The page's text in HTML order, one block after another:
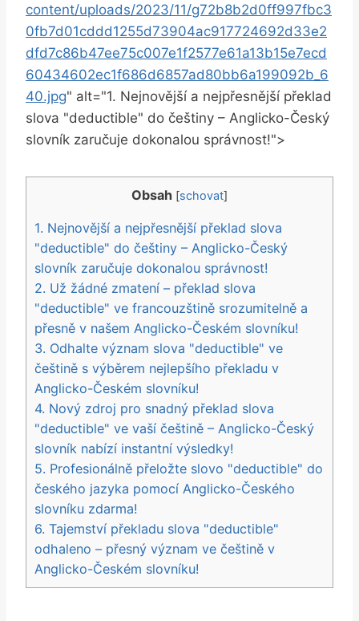
content/uploads/2023/11/g72b8b2d0ff997fbc3
0fb7d01cddd1255d73904ac917724692d33e2
dfd7c86b47ee75c007e1f2577e61a13b15e7ecd
60434602ec1f686d6857ad80bb6a199092b_6
40.jpg" alt="1. Nejnovější a nejpřesnější překlad
slova "deductible" do češtiny – Anglicko-Český
slovník zaručuje dokonalou správnost!">
Obsah [schovat]
1. Nejnovější a nejpřesnější překlad slova
"deductible" do češtiny – Anglicko-Český
slovník zaručuje dokonalou správnost!
2. Už žádné zmatení – překlad slova
"deductible" ve francouzštině srozumitelně a
přesně v našem Anglicko-Českém slovníku!
3. Odhalte význam slova "deductible" ve
češtině s výběrem nejlepšího překladu v
Anglicko-Českém slovníku!
4. Nový zdroj pro snadný překlad slova
"deductible" ve vaší češtině – Anglicko-Český
slovník nabízí instantní výsledky!
5. Profesionálně přeložte slovo "deductible" do
českého jazyka pomocí Anglicko-Českého
slovníku zdarma!
6. Tajemství překladu slova "deductible"
odhaleno – přesný význam ve češtině v
Anglicko-Českém slovníku!